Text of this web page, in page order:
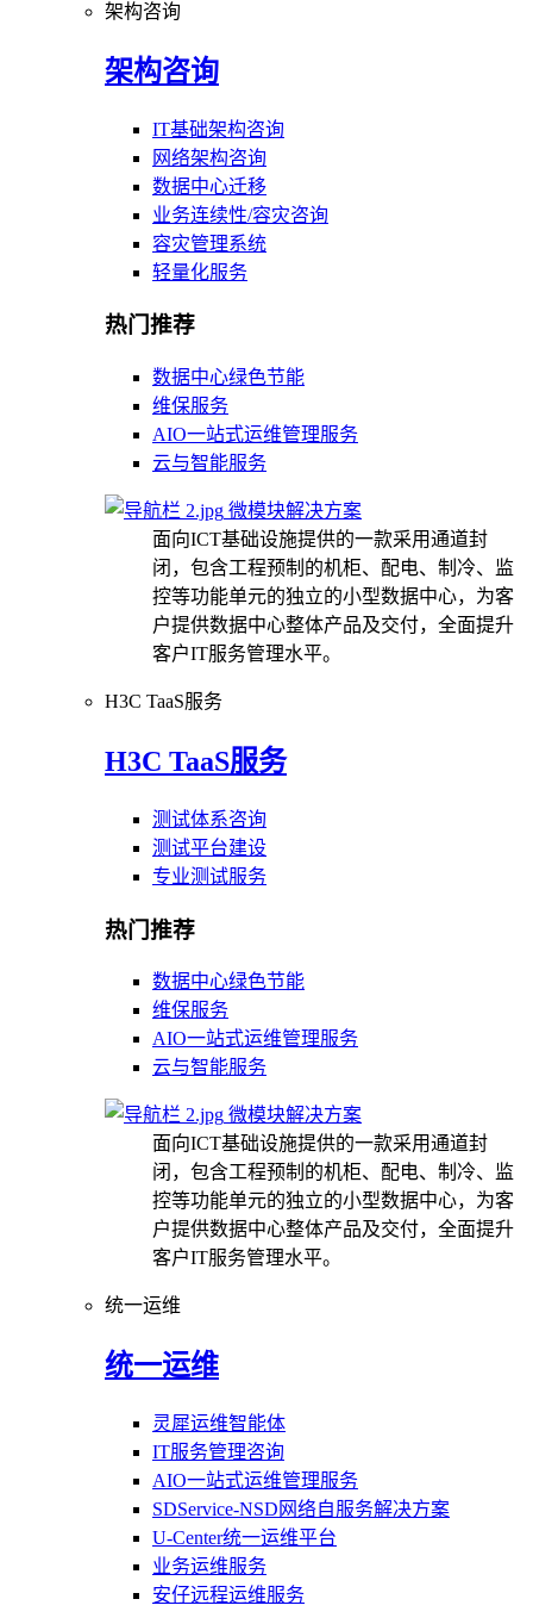
架构咨询
架构咨询
IT基础架构咨询
网络架构咨询
数据中心迁移
业务连续性/容灾咨询
容灾管理系统
轻量化服务
热门推荐
数据中心绿色节能
维保服务
AIO一站式运维管理服务
云与智能服务
微模块解决方案
面向ICT基础设施提供的一款采用通道封
闭，包含工程预制的机柜、配电、制冷、监
控等功能单元的独立的小型数据中心，为客
户提供数据中心整体产品及交付，全面提升
客户IT服务管理水平。
H3C TaaS服务
H3C TaaS服务
测试体系咨询
测试平台建设
专业测试服务
热门推荐
数据中心绿色节能
维保服务
AIO一站式运维管理服务
云与智能服务
微模块解决方案
面向ICT基础设施提供的一款采用通道封
闭，包含工程预制的机柜、配电、制冷、监
控等功能单元的独立的小型数据中心，为客
户提供数据中心整体产品及交付，全面提升
客户IT服务管理水平。
统一运维
统一运维
灵犀运维智能体
IT服务管理咨询
AIO一站式运维管理服务
SDService-NSD网络自服务解决方案
U-Center统一运维平台
业务运维服务
安仔远程运维服务